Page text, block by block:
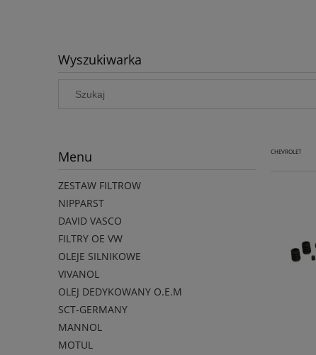
Wyszukiwarka
Menu
ZESTAW FILTROW
NIPPARST
DAVID VASCO
FILTRY OE VW
OLEJE SILNIKOWE
VIVANOL
OLEJ DEDYKOWANY O.E.M
SCT-GERMANY
MANNOL
MOTUL
CHEVROLET